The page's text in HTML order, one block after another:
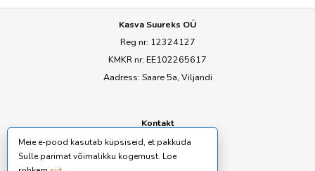
Kasva Suureks OÜ
Reg nr: 12324127
KMKR nr: EE102265617
Aadress: Saare 5a, Viljandi
Kontakt
E-mail:ly@seemned.ee
Meie e-pood kasutab küpsiseid, et pakkuda
Sulle parimat võimalikku kogemust. Loe